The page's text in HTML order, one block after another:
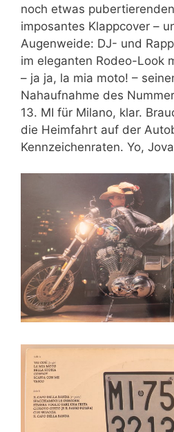
noch etwas
imposantes Klappcover –
Augenweide: DJ- und
im eleganten Rodeo-Look
– ja ja, la mia moto! –
Nahaufnahme des
13. MI für Milano, klar.
die Heimfahrt auf der
Kennzeichenraten. Yo,